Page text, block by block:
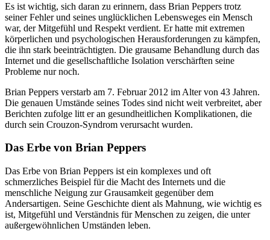
Es ist wichtig, sich daran zu erinnern, dass Brian Peppers trotz
seiner Fehler und seines unglücklichen Lebensweges ein Mensch
war, der Mitgefühl und Respekt verdient. Er hatte mit extremen
körperlichen und psychologischen Herausforderungen zu kämpfen,
die ihn stark beeinträchtigten. Die grausame Behandlung durch das
Internet und die gesellschaftliche Isolation verschärften seine
Probleme nur noch.
Brian Peppers verstarb am 7. Februar 2012 im Alter von 43 Jahren.
Die genauen Umstände seines Todes sind nicht weit verbreitet, aber
Berichten zufolge litt er an gesundheitlichen Komplikationen, die
durch sein Crouzon-Syndrom verursacht wurden.
Das Erbe von Brian Peppers
Das Erbe von Brian Peppers ist ein komplexes und oft
schmerzliches Beispiel für die Macht des Internets und die
menschliche Neigung zur Grausamkeit gegenüber dem
Andersartigen. Seine Geschichte dient als Mahnung, wie wichtig es
ist, Mitgefühl und Verständnis für Menschen zu zeigen, die unter
außergewöhnlichen Umständen leben.